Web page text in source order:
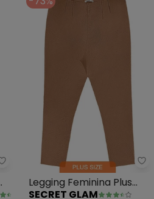
Lunender Mais Mulher - Calça
Legging Feminina Plus
SECRET GLAM